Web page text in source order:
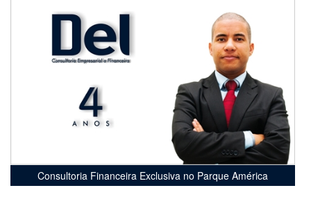
Consultoria Financeira Exclusiva no Parque América